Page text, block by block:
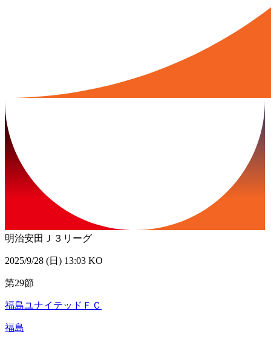
明治安田Ｊ３リーグ
2025/9/28 (日) 13:03 KO
第29節
福島ユナイテッドＦＣ
福島